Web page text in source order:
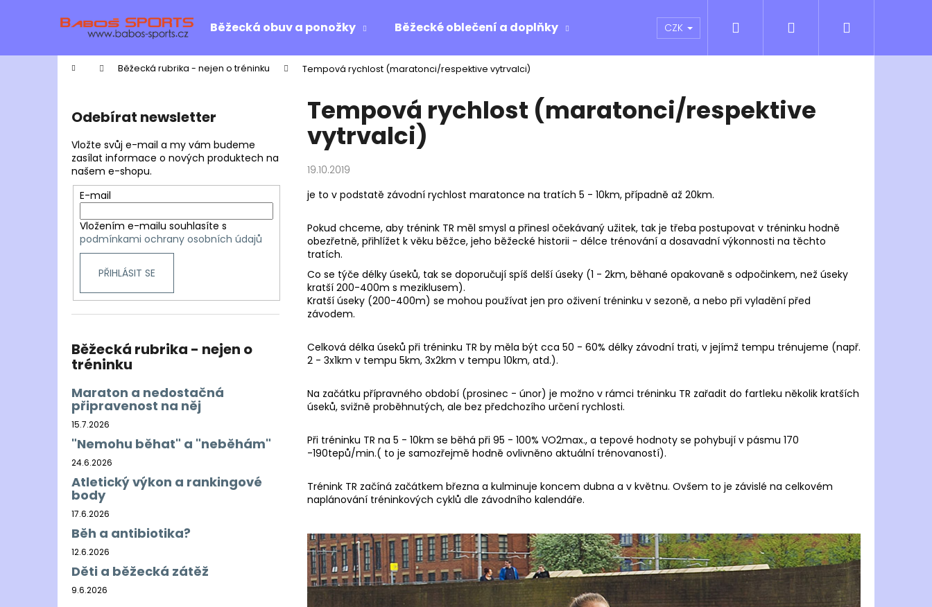
Běžecká obuv a ponožky Běžecké oblečení a doplňky Ostatní sporty Outlet Obchodní podmínky
CZK Přihlášení
Domů Běžecká rubrika - nejen o tréninku Tempová rychlost (maratonci/respektive vytrvalci)
Odebírat newsletter
Vložte svůj e-mail a my vám budeme
zasílat informace o nových produktech na
našem e-shopu.
E-mail
Vložením e-mailu souhlasíte s
podmínkami ochrany osobních údajů
PŘIHLÁSIT SE
Běžecká rubrika - nejen o
tréninku
Maraton a nedostačná
připravenost na něj
15.7.2026
"Nemohu běhat" a "neběhám"
24.6.2026
Atletický výkon a rankingové
body
17.6.2026
Běh a antibiotika?
12.6.2026
Děti a běžecká zátěž
9.6.2026
Tempová rychlost (maratonci/respektive
vytrvalci)
19.10.2019
je to v podstatě závodní rychlost maratonce na tratích 5 - 10km, případně až 20km.
Pokud chceme, aby trénink TR měl smysl a přinesl očekávaný užitek, tak je třeba postupovat v tréninku hodně
obezřetně, přihlížet k věku běžce, jeho běžecké historii - délce trénování a dosavadní výkonnosti na těchto
tratích.
Co se týče délky úseků, tak se doporučují spíš delší úseky (1 - 2km, běhané opakovaně s odpočinkem, než úseky
kratší 200-400m s meziklusem).
Kratší úseky (200-400m) se mohou používat jen pro oživení tréninku v sezoně, a nebo při vyladění před
závodem.
Celková délka úseků při tréninku TR by měla být cca 50 - 60% délky závodní trati, v jejímž tempu trénujeme (např.
2 - 3x1km v tempu 5km, 3x2km v tempu 10km, atd.).
Na začátku přípravného období (prosinec - únor) je možno v rámci tréninku TR zařadit do fartleku několik kratších
úseků, svižně proběhnutých, ale bez předchozího určení rychlosti.
Při tréninku TR na 5 - 10km se běhá při 95 - 100% VO2max., a tepové hodnoty se pohybují v pásmu 170
-190tepů/min.( to je samozřejmě hodně ovlivněno aktuální trénovaností).
Trénink TR začíná začátkem března a kulminuje koncem dubna a v květnu. Ovšem to je závislé na celkovém
naplánování tréninkových cyklů dle závodního kalendáře.
í
do
do
Co potřebujete najít?
Doporučujeme
Následující
BĚŽECKÁ BUNDA RONHILL EVERYDAY
899 Kč
Původně:1 200 Kč
BĚŽECKÉ BOXERKY RONHILL 4,5"
Původně:576 Kč
1 296 Kč
Původně:1 440 Kč